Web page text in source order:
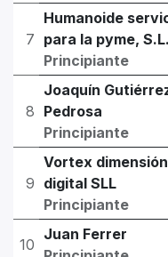
7
Humanoide
para la pyme,
Principiante
8
Joaquín
Pedrosa
Principiante
9
Vortex dimensión
digital SLL
Principiante
10
Juan Ferrer